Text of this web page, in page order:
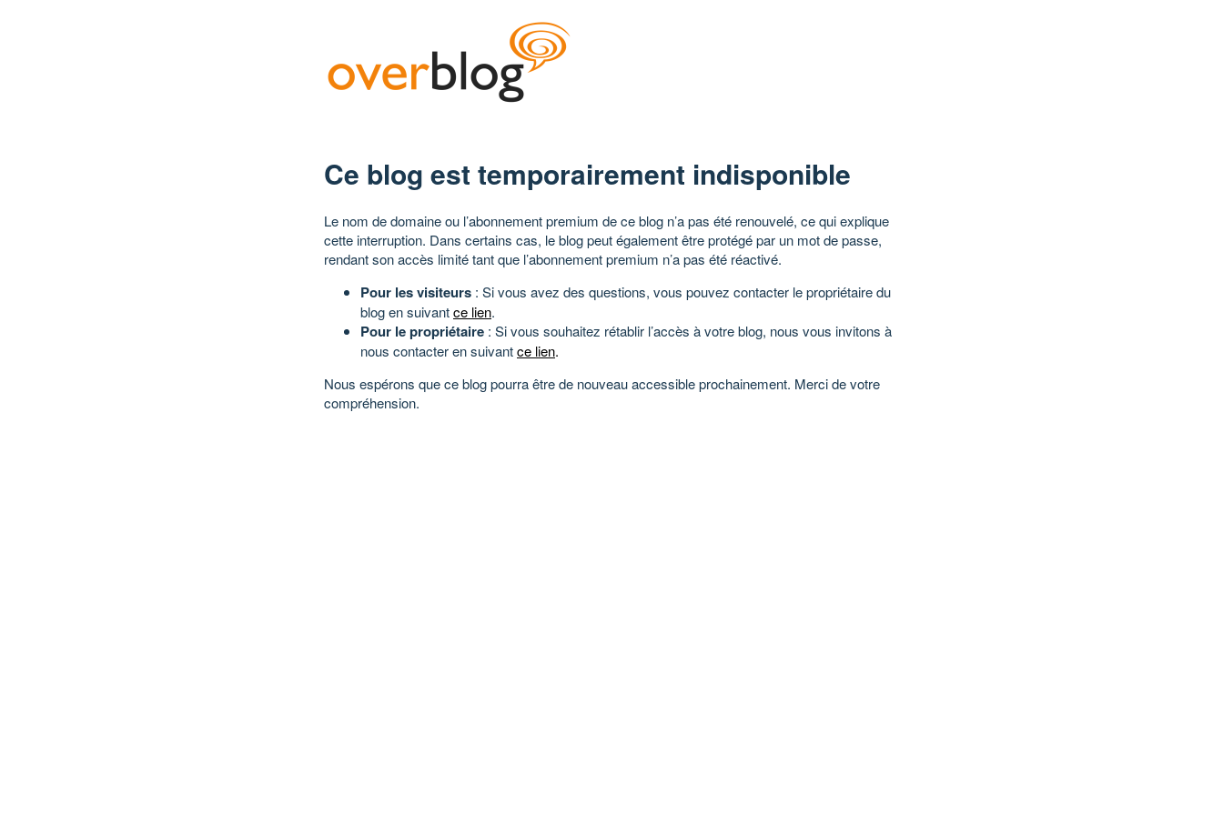
Ce blog est temporairement indisponible
Le nom de domaine ou l’abonnement premium de ce blog n’a pas été renouvelé, ce qui explique
cette interruption. Dans certains cas, le blog peut également être protégé par un mot de passe,
rendant son accès limité tant que l’abonnement premium n’a pas été réactivé.
Pour les visiteurs : Si vous avez des questions, vous pouvez contacter le propriétaire du
blog en suivantce lien.
Pour le propriétaire : Si vous souhaitez rétablir l’accès à votre blog, nous vous invitons à
nous contacter en suivantce lien.
Nous espérons que ce blog pourra être de nouveau accessible prochainement. Merci de votre
compréhension.